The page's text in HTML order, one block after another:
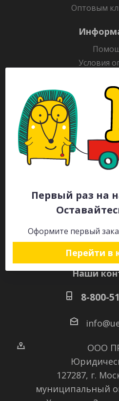
Первый раз на
Оформите первый
Перейти в
Оптовым
Условия
Гарантия
Будьте
Наши
8-800-
ООО
127287, г.
муниципальный